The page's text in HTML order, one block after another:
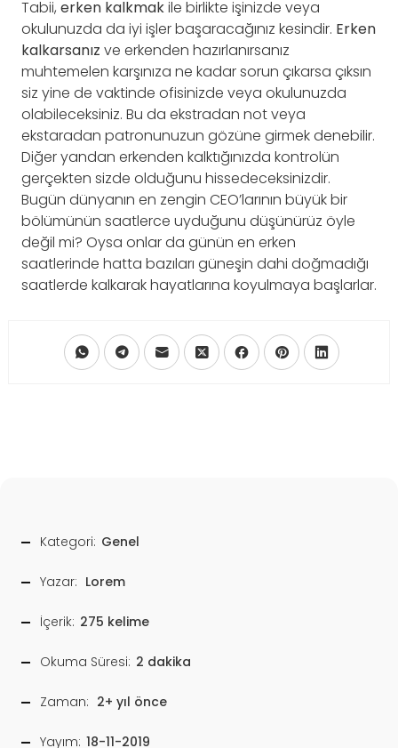
Tabii, erken kalkmakile birlikte işinizde veya
okulunuzda da iyi işler başaracağınız kesindir. Erken
kalkarsanız ve erkenden hazırlanırsanız
muhtemelen karşınıza ne kadar sorun çıkarsa çıksın
siz yine de vaktinde ofisinizde veya okulunuzda
olabileceksiniz. Bu da ekstradan not veya
ekstaradan patronunuzun gözüne girmek denebilir.
Diğer yandan erkenden kalktığınızda kontrolün
gerçekten sizde olduğunu hissedeceksinizdir.
Bugün dünyanın en zengin CEO’larının büyük bir
bölümünün saatlerce uyduğunu düşünürüz öyle
değil mi? Oysa onlar da günün en erken
saatlerinde hatta bazıları güneşin dahi doğmadığı
saatlerde kalkarak hayatlarına koyulmaya başlarlar.
Kategori: Genel
Yazar: Lorem
İçerik: 275 kelime
Okuma Süresi: 2 dakika
Zaman: 2+ yıl önce
Yayım: 18-11-2019